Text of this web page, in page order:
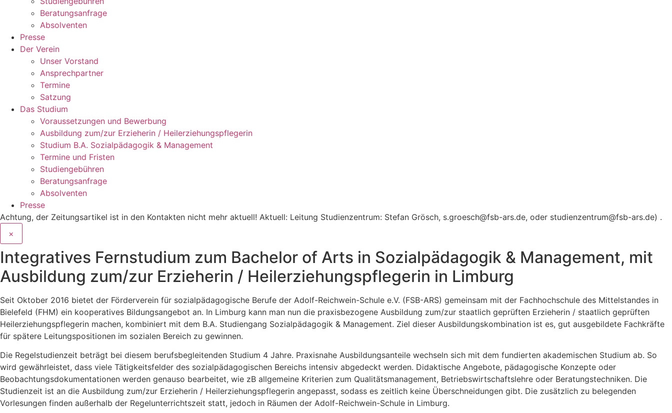
Beratungsanfrage
Absolventen
Presse
Der Verein
Unser Vorstand
Ansprechpartner
Termine
Satzung
Das Studium
Voraussetzungen und Bewerbung
Ausbildung zum/zur Erzieherin / Heilerziehungspflegerin
Studium B.A. Sozialpädagogik & Management
Termine und Fristen
Studiengebühren
Beratungsanfrage
Absolventen
Presse
Achtung, der Zeitungsartikel ist in den Kontakten nicht mehr aktuell! Aktuell: Leitung Studienzentrum: Stefan Grösch, s.groesch@fsb-ars.de, oder studienzentrum@fsb-ars.de) .
×
Integratives Fernstudium zum Bachelor of Arts in Sozialpädagogik & Management, mit
Ausbildung zum/zur Erzieherin / Heilerziehungspflegerin in Limburg
Seit Oktober 2016 bietet der Förderverein für sozialpädagogische Berufe der Adolf-Reichwein-Schule e.V. (FSB-ARS) gemeinsam mit der Fachhochschule des Mittelstandes in
Bielefeld (FHM) ein kooperatives Bildungsangebot an. In Limburg kann man nun die praxisbezogene Ausbildung zum/zur staatlich geprüften Erzieherin / staatlich geprüften
Heilerziehungspflegerin machen, kombiniert mit dem B.A. Studiengang Sozialpädagogik & Management. Ziel dieser Ausbildungskombination ist es, gut ausgebildete Fachkräfte
für spätere Leitungspositionen im sozialen Bereich zu gewinnen.
Die Regelstudienzeit beträgt bei diesem berufsbegleitenden Studium 4 Jahre. Praxisnahe Ausbildungsanteile wechseln sich mit dem fundierten akademischen Studium ab. So
wird gewährleistet, dass viele Tätigkeitsfelder des sozialpädagogischen Bereichs intensiv abgedeckt werden. Didaktische Angebote, pädagogische Konzepte oder
Beobachtungsdokumentationen werden genauso bearbeitet, wie zB allgemeine Kriterien zum Qualitätsmanagement, Betriebswirtschaftslehre oder Beratungstechniken. Die
Studienzeit ist an die Ausbildung zum/zur Erzieherin / Heilerziehungspflegerin angepasst, sodass es zeitlich keine Überschneidungen gibt. Die zusätzlich zu belegenden
Vorlesungen finden außerhalb der Regelunterrichtszeit statt, jedoch in Räumen der Adolf-Reichwein-Schule in Limburg.